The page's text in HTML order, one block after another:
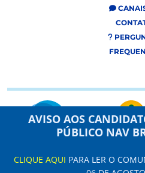
AVISO AOS
PÚBLICO NAV
CLIQUE AQUI PARA LER O
Este site usa cookies e dados pessoais